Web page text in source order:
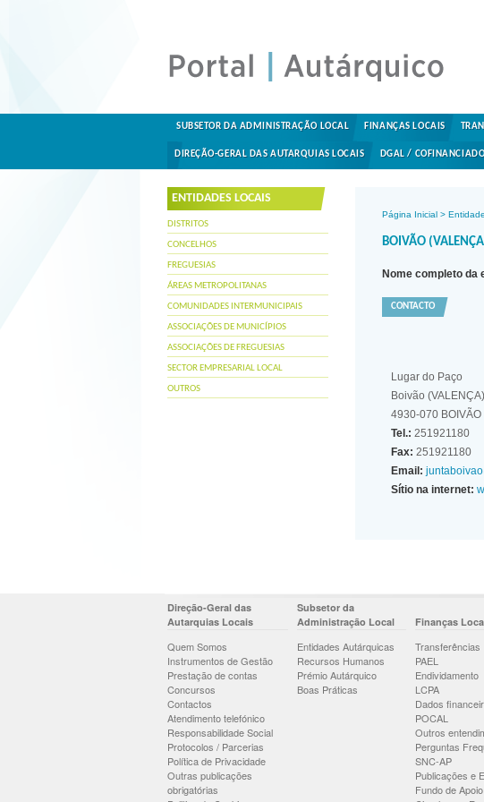
SUBSETOR DA ADMINISTRAÇÃO LOCAL FINANÇAS LOCAIS
DIREÇÃO-GERAL DAS AUTARQUIAS LOCAIS DGAL /
ENTIDADES LOCAIS
DISTRITOS
CONCELHOS
FREGUESIAS
ÁREAS METROPOLITANAS
COMUNIDADES INTERMUNICIPAIS
ASSOCIAÇÕES DE MUNICÍPIOS
ASSOCIAÇÕES DE FREGUESIAS
SECTOR EMPRESARIAL LOCAL
OUTROS
Página Inicial >
BOIVÃO
Nome completo da
CONTACTO
Lugar do Paço
Boivão (VALENÇA)
4930-070 BOIVÃO
Tel.: 251921180
Fax: 251921180
Email:
Sítio na internet:
Direção-Geral das
Autarquias Locais
Quem Somos
Instrumentos de Gestão
Prestação de contas
Concursos
Contactos
Atendimento telefónico
Responsabilidade Social
Protocolos / Parcerias
Política de Privacidade
Outras publicações
obrigatórias
Subsetor da
Administração Local
Entidades Autárquicas
Recursos Humanos
Prémio Autárquico
Boas Práticas
Finanças
Transferências
PAEL
Endividamento
LCPA
Dados
POCAL
Outros
Perguntas
SNC-AP
Publicações e
Fundo de